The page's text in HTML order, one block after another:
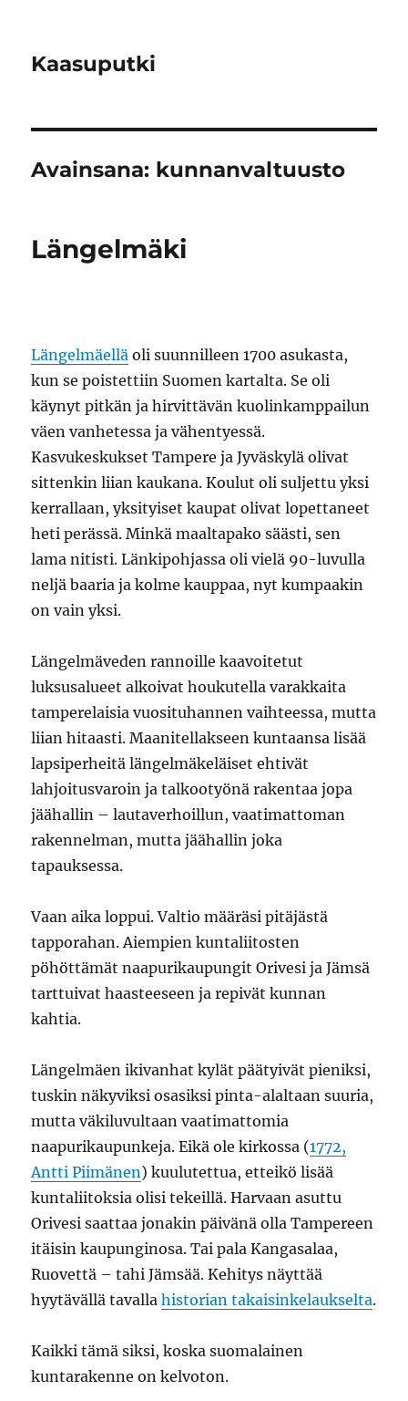
Kaasuputki
Avainsana: kunnanvaltuusto
Längelmäki
Längelmäellä oli suunnilleen 1700 asukasta,
kun se poistettiin Suomen kartalta. Se oli
käynyt pitkän ja hirvittävän kuolinkamppailun
väen vanhetessa ja vähentyessä.
Kasvukeskukset Tampere ja Jyväskylä olivat
sittenkin liian kaukana. Koulut oli suljettu yksi
kerrallaan, yksityiset kaupat olivat lopettaneet
heti perässä. Minkä maaltapako säästi, sen
lama nitisti. Länkipohjassa oli vielä 90-luvulla
neljä baaria ja kolme kauppaa, nyt kumpaakin
on vain yksi.
Längelmäveden rannoille kaavoitetut
luksusalueet alkoivat houkutella varakkaita
tamperelaisia vuosituhannen vaihteessa, mutta
liian hitaasti. Maanitellakseen kuntaansa lisää
lapsiperheitä längelmäkeläiset ehtivät
lahjoitusvaroin ja talkootyönä rakentaa jopa
jäähallin – lautaverhoillun, vaatimattoman
rakennelman, mutta jäähallin joka
tapauksessa.
Vaan aika loppui. Valtio määräsi pitäjästä
tapporahan. Aiempien kuntaliitosten
pöhöttämät naapurikaupungit Orivesi ja Jämsä
tarttuivat haasteeseen ja repivät kunnan
kahtia.
Längelmäen ikivanhat kylät päätyivät pieniksi,
tuskin näkyviksi osasiksi pinta-alaltaan suuria,
mutta väkiluvultaan vaatimattomia
naapurikaupunkeja. Eikä ole kirkossa (1772,
Antti Piimänen) kuulutettua, etteikö lisää
kuntaliitoksia olisi tekeillä. Harvaan asuttu
Orivesi saattaa jonakin päivänä olla Tampereen
itäisin kaupunginosa. Tai pala Kangasalaa,
Ruovettä – tahi Jämsää. Kehitys näyttää
hyytävällä tavallahistorian takaisinkelaukselta.
Kaikki tämä siksi, koska suomalainen
kuntarakenne on kelvoton.